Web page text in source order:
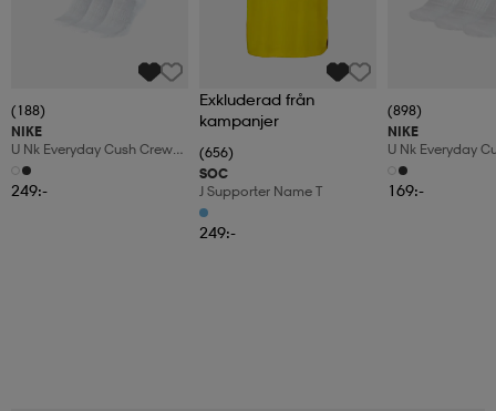
(188)
NIKE
U Nk Everyday Cush Crew
6pr-Bd
249:-
Exkluderad från
kampanjer
(656)
SOC
J Supporter Name T
249:-
(898)
NIKE
U Nk Everyday
3pr
169:-